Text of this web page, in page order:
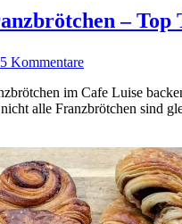
–
Kommentare
im Cafe Luise
alle Franzbrötchen sind